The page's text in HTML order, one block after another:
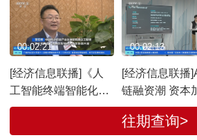
[经济信息联播]《人
工智能终端智能化分
级》系列国家标准发
00:02:21
[经济信息联播
链融资潮 资本
赛道 多家头部
集启动融资或
00:02:13
往期查询>